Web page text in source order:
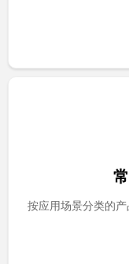
按应用场景分类的